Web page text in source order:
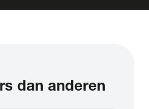
dan anderen